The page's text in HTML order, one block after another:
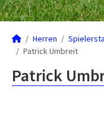
Herren
Patrick Umbreit
Patrick